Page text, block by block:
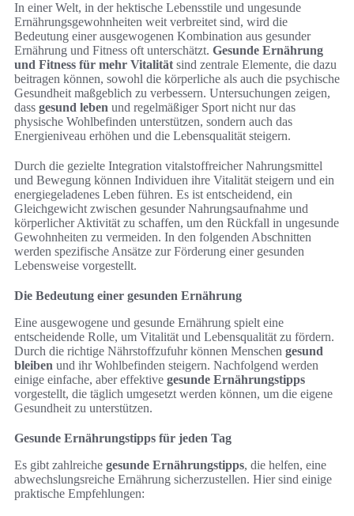
In einer Welt, in der hektische Lebensstile und ungesunde
Ernährungsgewohnheiten weit verbreitet sind, wird die
Bedeutung einer ausgewogenen Kombination aus gesunder
Ernährung und Fitness oft unterschätzt. Gesunde Ernährung
und Fitness für mehr Vitalität sind zentrale Elemente, die dazu
beitragen können, sowohl die körperliche als auch die psychische
Gesundheit maßgeblich zu verbessern. Untersuchungen zeigen,
dass gesund leben und regelmäßiger Sport nicht nur das
physische Wohlbefinden unterstützen, sondern auch das
Energieniveau erhöhen und die Lebensqualität steigern.
Durch die gezielte Integration vitalstoffreicher Nahrungsmittel
und Bewegung können Individuen ihre Vitalität steigern und ein
energiegeladenes Leben führen. Es ist entscheidend, ein
Gleichgewicht zwischen gesunder Nahrungsaufnahme und
körperlicher Aktivität zu schaffen, um den Rückfall in ungesunde
Gewohnheiten zu vermeiden. In den folgenden Abschnitten
werden spezifische Ansätze zur Förderung einer gesunden
Lebensweise vorgestellt.
Die Bedeutung einer gesunden Ernährung
Eine ausgewogene und gesunde Ernährung spielt eine
entscheidende Rolle, um Vitalität und Lebensqualität zu fördern.
Durch die richtige Nährstoffzufuhr können Menschen gesund
bleiben und ihr Wohlbefinden steigern. Nachfolgend werden
einige einfache, aber effektive gesunde Ernährungstipps
vorgestellt, die täglich umgesetzt werden können, um die eigene
Gesundheit zu unterstützen.
Gesunde Ernährungstipps für jeden Tag
Es gibt zahlreiche gesunde Ernährungstipps, die helfen, eine
abwechslungsreiche Ernährung sicherzustellen. Hier sind einige
praktische Empfehlungen: